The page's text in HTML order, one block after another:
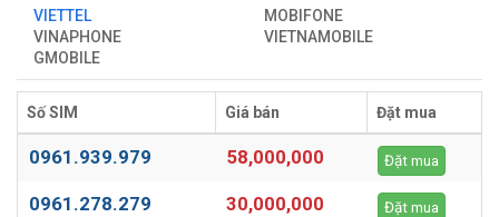
VIETTEL
MOBIFONE
VINAPHONE
VIETNAMOBILE
GMOBILE
Số SIM Giá bán Đặt mua
0961.939.979 58,000,000 Đặt mua
0961.278.279 30,000,000 Đặt mua